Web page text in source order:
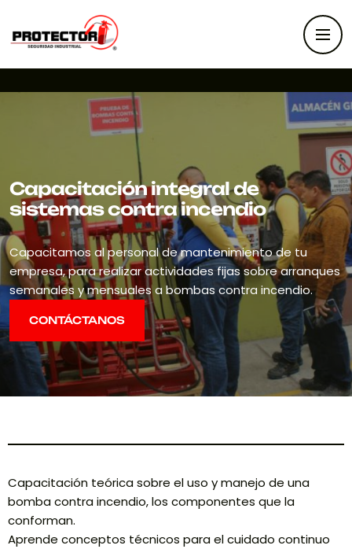
Capacitación integral de
sistemas contra incendio
Capacitamos al personal de mantenimiento de tu
empresa, para realizar actividades fijas sobre arranques
semanales y mensuales a bombas contra incendio.
CONTÁCTANOS
Capacitación teórica sobre el uso y manejo de una
bomba contra incendio, los componentes que la
conforman.
Aprende conceptos técnicos para el cuidado continuo